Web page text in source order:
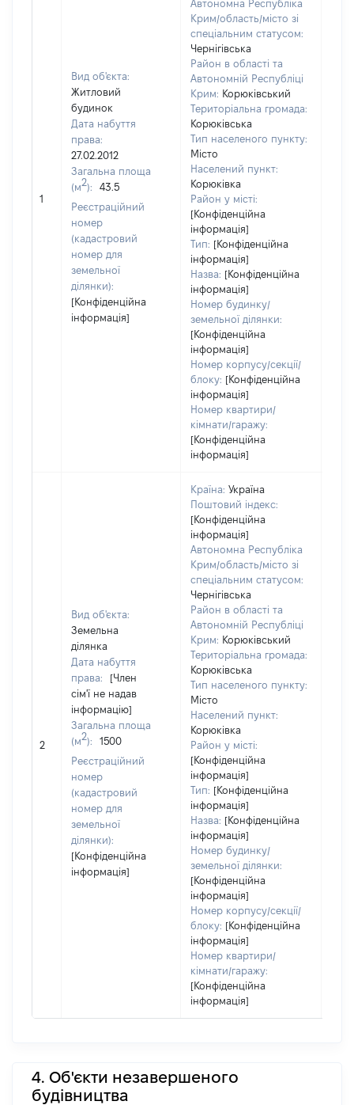
1
Вид об'єкта:
Житловий
будинок
Дата набуття
права:
27.02.2012
Загальна площа
(м2):
43.5
Реєстраційний
номер
(кадастровий
номер для
земельної
ділянки):
[Конфіденційна
інформація]
Автономна Республіка
Крим/область/місто зі
спеціальним статусом:
Чернігівська
Район в області та
Автономній Республіці
Крим: Корюківський
Територіальна громада:
Корюківська
Тип населеного пункту:
Місто
Населений пункт:
Корюківка
Район у місті:
[Конфіденційна
інформація]
Тип: [Конфіденційна
інформація]
Назва: [Конфіденційна
інформація]
Номер будинку/
земельної ділянки:
[Конфіденційна
інформація]
Номер корпусу/секції/
блоку: [Конфіденційна
інформація]
Номер квартири/
кімнати/гаражу:
[Конфіденційна
інформація]
2
Вид об'єкта:
Земельна
ділянка
Дата набуття
права:
[Член
сім'ї не надав
інформацію]
Загальна площа
(м2):
1500
Реєстраційний
номер
(кадастровий
номер для
земельної
ділянки):
[Конфіденційна
інформація]
Країна: Україна
Поштовий індекс:
[Конфіденційна
інформація]
Автономна Республіка
Крим/область/місто зі
спеціальним статусом:
Чернігівська
Район в області та
Автономній Республіці
Крим: Корюківський
Територіальна громада:
Корюківська
Тип населеного пункту:
Місто
Населений пункт:
Корюківка
Район у місті:
[Конфіденційна
інформація]
Тип: [Конфіденційна
інформація]
Назва: [Конфіденційна
інформація]
Номер будинку/
земельної ділянки:
[Конфіденційна
інформація]
Номер корпусу/секції/
блоку: [Конфіденційна
інформація]
Номер квартири/
кімнати/гаражу:
[Конфіденційна
інформація]
4. Об'єкти незавершеного
будівництва